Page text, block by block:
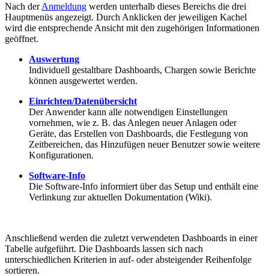
Nach derAnmeldung werden unterhalb dieses Bereichs die drei
Hauptmenüs angezeigt. Durch Anklicken der jeweiligen Kachel
wird die entsprechende Ansicht mit den zugehörigen Informationen
geöffnet.
Auswertung
Individuell gestaltbare Dashboards, Chargen sowie Berichte
können ausgewertet werden.
Einrichten/Datenübersicht
Der Anwender kann alle notwendigen Einstellungen
vornehmen, wie z. B. das Anlegen neuer Anlagen oder
Geräte, das Erstellen von Dashboards, die Festlegung von
Zeitbereichen, das Hinzufügen neuer Benutzer sowie weitere
Konfigurationen.
Software-Info
Die Software-Info informiert über das Setup und enthält eine
Verlinkung zur aktuellen Dokumentation (Wiki).
Anschließend werden die zuletzt verwendeten Dashboards in einer
Tabelle aufgeführt. Die Dashboards lassen sich nach
unterschiedlichen Kriterien in auf- oder absteigender Reihenfolge
sortieren.